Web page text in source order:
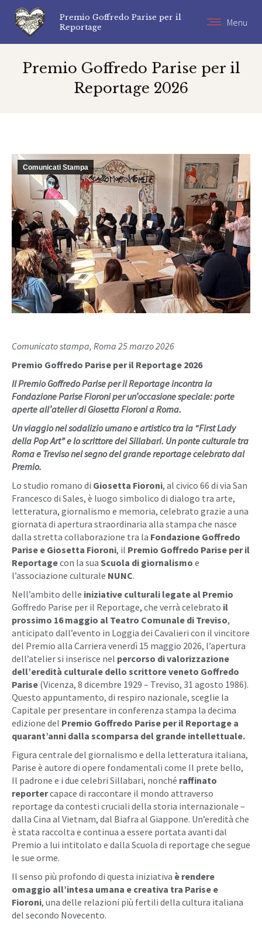
Menu
Premio Goffredo Parise per il
Reportage
Premio Goffredo Parise per il
Reportage 2026
Comunicati Stampa
Comunicato stampa, Roma 25 marzo 2026
Premio Goffredo Parise per il Reportage 2026
Il Premio Goffredo Parise per il Reportage incontra la
Fondazione Parise Fioroni per un’occasione speciale: porte
aperte all’atelier di Giosetta Fioroni a Roma.
Un viaggio nel sodalizio umano e artistico tra la “First Lady
della Pop Art” e lo scrittore dei Sillabari. Un ponte culturale tra
Roma e Treviso nel segno del grande reportage celebrato dal
Premio.
Lo studio romano di Giosetta Fioroni, al civico 66 di via San
Francesco di Sales, è luogo simbolico di dialogo tra arte,
letteratura, giornalismo e memoria, celebrato grazie a una
giornata di apertura straordinaria alla stampa che nasce
dalla stretta collaborazione tra la Fondazione Goffredo
Parise e Giosetta Fioroni, il Premio Goffredo Parise per il
Reportagecon la sua Scuola di giornalismo e
l’associazione culturale NUNC.
Nell’ambito delle iniziative culturali legate al Premio
Goffredo Parise per il Reportage, che verrà celebrato il
prossimo 16 maggio al Teatro Comunale di Treviso,
anticipato dall’evento in Loggia dei Cavalieri con il vincitore
del Premio alla Carriera venerdì 15 maggio 2026, l’apertura
dell’atelier si inserisce nel percorso di valorizzazione
dell’eredità culturale dello scrittore veneto Goffredo
Parise (Vicenza, 8 dicembre 1929 – Treviso, 31 agosto 1986).
Questo appuntamento, di respiro nazionale, sceglie la
Capitale per presentare in conferenza stampa la decima
edizione del Premio Goffredo Parise per il Reportage a
quarant’anni dalla scomparsa del grande intellettuale.
Figura centrale del giornalismo e della letteratura italiana,
Parise è autore di opere fondamentali come Il prete bello,
Il padrone e i due celebri Sillabari, nonché raffinato
reportercapace di raccontare il mondo attraverso
reportage da contesti cruciali della storia internazionale –
dalla Cina al Vietnam, dal Biafra al Giappone. Un’eredità che
è stata raccolta e continua a essere portata avanti dal
Premio a lui intitolato e dalla Scuola di reportage che segue
le sue orme.
Il senso più profondo di questa iniziativa è rendere
omaggio all’intesa umana e creativa tra Parise e
Fioroni, una delle relazioni più fertili della cultura italiana
del secondo Novecento.